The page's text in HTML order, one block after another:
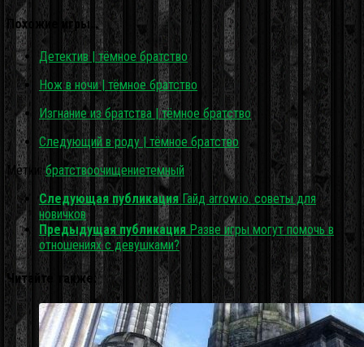
Похожие игры…
Детектив | тёмное братство
Нож в ночи | тёмное братство
Изгнание из братства | тёмное братство
Следующий в роду | тёмное братство
Метки: братствоочищениетемный
Следующая публикация Гайд arrow.io. советы для
новичков
Предыдущая публикация Разве игры могут помочь в
отношениях с девушками?
Читайте также: